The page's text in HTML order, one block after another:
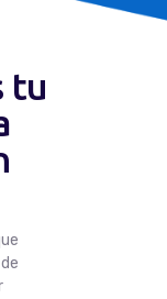
tu